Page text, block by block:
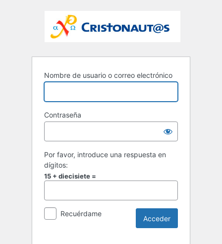
Nombre de usuario o correo electrónico
Contraseña
Por favor, introduce una respuesta en
dígitos:
15 + diecisiete =
Recuérdame